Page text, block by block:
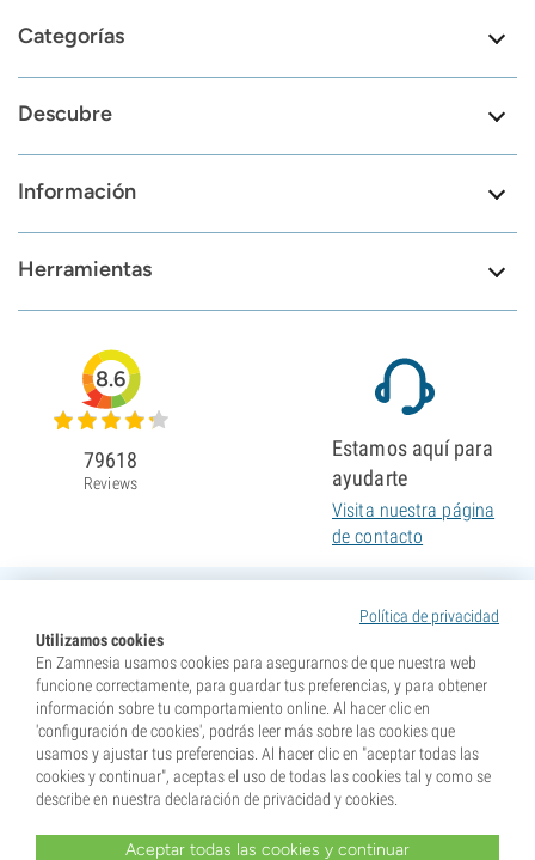
Categorías
Descubre
Información
Herramientas
Política de privacidad
Utilizamos cookies
En Zamnesia usamos cookies para asegurarnos de que nuestra web
funcione correctamente, para guardar tus preferencias, y para obtener
información sobre tu comportamiento online. Al hacer clic en
'configuración de cookies', podrás leer más sobre las cookies que
usamos y ajustar tus preferencias. Al hacer clic en "aceptar todas las
cookies y continuar", aceptas el uso de todas las cookies tal y como se
describe en nuestra declaración de privacidad y cookies.
Aceptar todas las cookies y continuar
8.6
79618
Reviews
Estamos aquí para
ayudarte
Visita nuestra página
de contacto